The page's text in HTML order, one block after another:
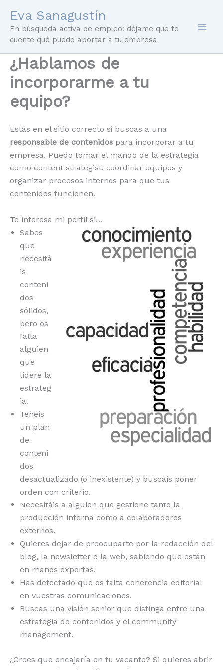
contenido
Eva Sanagustín
En búsqueda activa de empleo: déjame que te
cuente qué puedo aportar a tu empresa
¿Hablamos de
incorporarme a tu
equipo?
Estás en el sitio correcto si buscas a una
responsable de contenidos para incorporar a tu
empresa. Puedo tomar el mando de la estrategia
como content strategist, coordinar equipos y
organizar procesos internos para que tus
contenidos funcionen.
Te interesa mi perfil si…
Sabes
que
necesitá
is
conteni
dos
sólidos,
pero os
falta
alguien
que
lidere la
estrateg
ia.
Tenéis
un plan
de
conteni
dos
desactualizado (o inexistente) y buscáis poner
orden con criterio.
Necesitáis a alguien que gestione tanto la
producción interna como a colaboradores
externos.
Quieres dejar de preocuparte por la redacción del
blog, la newsletter o la web, sabiendo que están
en manos expertas.
Has detectado que os falta coherencia editorial
en vuestras comunicaciones.
Buscas una visión senior que distinga entre una
estrategia de contenidos y el community
management.
¿Crees que encajaría en tu vacante? Si quieres abrir